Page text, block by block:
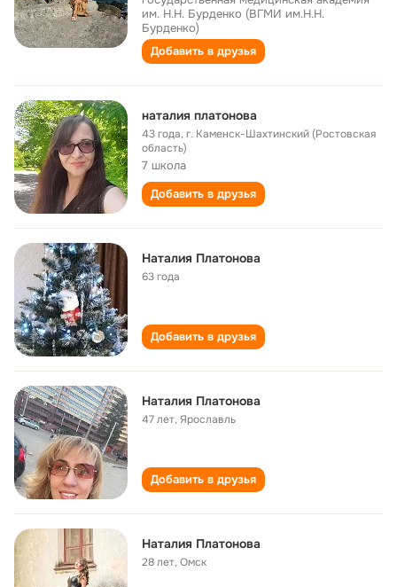
им. Н.Н. Бурденко (ВГМИ им.Н.Н.
Бурденко)
Добавить в друзья
наталия платонова
43 года,г. Каменск-Шахтинский (Ростовская
область)
7 школа
Добавить в друзья
Наталия Платонова
63 года
Добавить в друзья
Наталия Платонова
47 лет,Ярославль
Добавить в друзья
Наталия Платонова
28 лет,Омск